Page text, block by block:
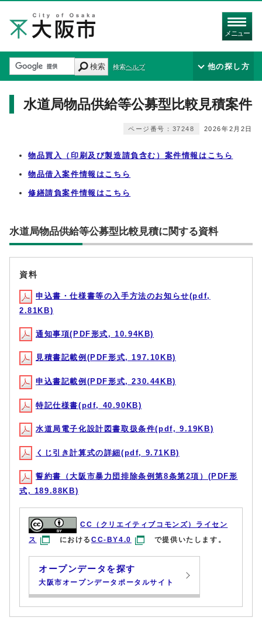
メニュー
検索 検索ヘルプ 他の探し方
水道局物品供給等公募型比較見積案件
2026年2月2日
ページ番号：37248
物品買入（印刷及び製造請負含む）案件情報はこちら
物品借入案件情報はこちら
修繕請負案件情報はこちら
水道局物品供給等公募型比較見積に関する資料
資料
申込書・仕様書等の入手方法のお知らせ(pdf,
2.81KB)
通知事項(PDF形式, 10.94KB)
見積書記載例(PDF形式, 197.10KB)
申込書記載例(PDF形式, 230.44KB)
特記仕様書(pdf, 40.90KB)
水道局電子化設計図書取扱条件(pdf, 9.19KB)
くじ引き計算式の詳細(pdf, 9.71KB)
誓約書（大阪市暴力団排除条例第8条第2項）(PDF形
式, 189.88KB)
CC（クリエイティブコモンズ）ライセン
ス
におけるCC-BY4.0 で提供いたします。
オープンデータを探す
大阪市オープンデータポータルサイト